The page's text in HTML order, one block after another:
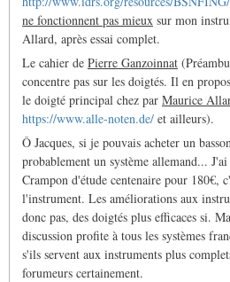
ne fonctionnent pas mieux sur mon
Allard, après essai complet.
Le cahier de Pierre Ganzoinnat
concentre pas sur les doigtés. Il en
le doigté principal chez par Maurice
https://www.alle-noten.de/ et ailleurs).
Ô Jacques, si je pouvais acheter un
probablement un système allemand...
Crampon d'étude centenaire pour 180€,
l'instrument. Les améliorations aux
donc pas, des doigtés plus efficaces si.
discussion profite à tous les systèmes
s'ils servent aux instruments plus
forumeurs certainement.